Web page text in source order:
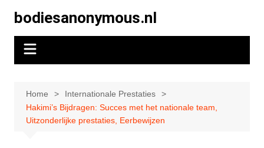
content
bodiesanonymous.nl
Home
Internationale Prestaties
Hakimi’s Bijdragen: Succes met het nationale team,
Uitzonderlijke prestaties, Eerbewijzen